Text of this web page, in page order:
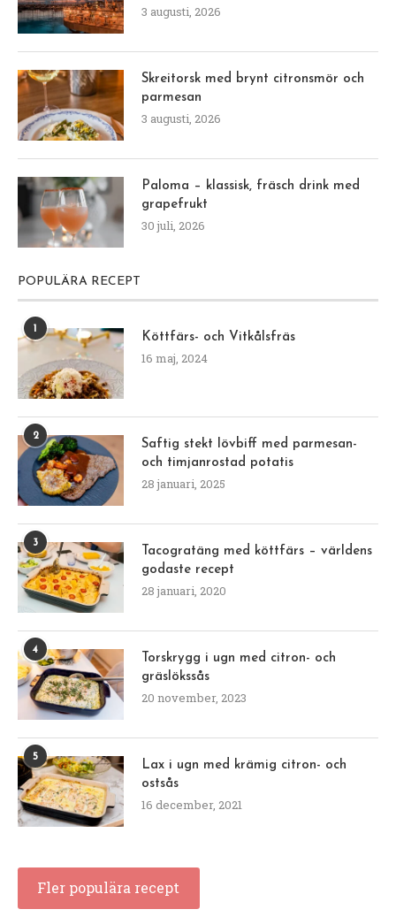
3 augusti, 2026
Skreitorsk med brynt citronsmör och
parmesan
3 augusti, 2026
Paloma – klassisk, fräsch drink med
grapefrukt
30 juli, 2026
POPULÄRA RECEPT
Köttfärs- och Vitkålsfräs
16 maj, 2024
2
Saftig stekt lövbiff med parmesan-
och timjanrostad potatis
28 januari, 2025
3
Tacogratäng med köttfärs – världens
godaste recept
28 januari, 2020
4
Torskrygg i ugn med citron- och
gräslökssås
20 november, 2023
5
Lax i ugn med krämig citron- och
ostsås
16 december, 2021
Fler populära recept